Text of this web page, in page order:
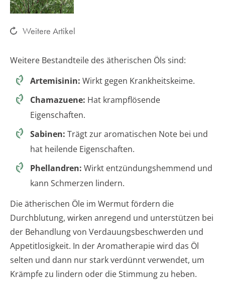
Weitere Artikel
Weitere Bestandteile des ätherischen Öls sind:
Artemisinin: Wirkt gegen Krankheitskeime.
Chamazuene: Hat krampflösende
Eigenschaften.
Sabinen: Trägt zur aromatischen Note bei und
hat heilende Eigenschaften.
Phellandren: Wirkt entzündungshemmend und
kann Schmerzen lindern.
Die ätherischen Öle im Wermut fördern die
Durchblutung, wirken anregend und unterstützen bei
der Behandlung von Verdauungsbeschwerden und
Appetitlosigkeit. In der Aromatherapie wird das Öl
selten und dann nur stark verdünnt verwendet, um
Krämpfe zu lindern oder die Stimmung zu heben.